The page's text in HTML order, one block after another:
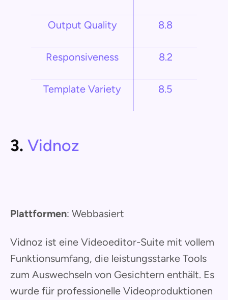
Output Quality 8.8
Responsiveness 8.2
Template Variety 8.5
3. Vidnoz
Plattformen: Webbasiert
Vidnoz ist eine Videoeditor-Suite mit vollem
Funktionsumfang, die leistungsstarke Tools
zum Auswechseln von Gesichtern enthält. Es
wurde für professionelle Videoproduktionen